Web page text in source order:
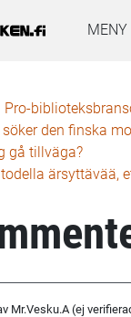
MENY
Pro-
den finska
gå tillväga?
ärsyttävää,
Mr.Vesku.A (ej